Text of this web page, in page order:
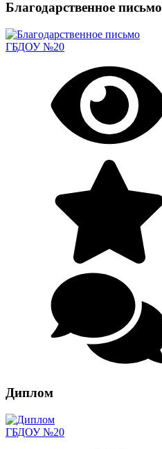
Благодарственное письмо
ГБДОУ №20
Диплом
ГБДОУ №20